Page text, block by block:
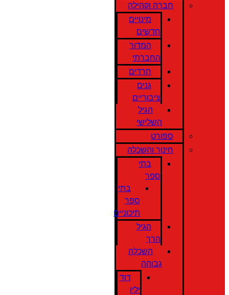
חברה וקהילה
מינויים
חדשים
המדור
החברתי
חרדים
גנים
ציבוריים
הגיל
השלישי
ספורט
חינוך והשכלה
בתי
ספר
בתי
ספר
תיכוניים
הגיל
הרך
השכלה
גבוהה
דוד
ילין